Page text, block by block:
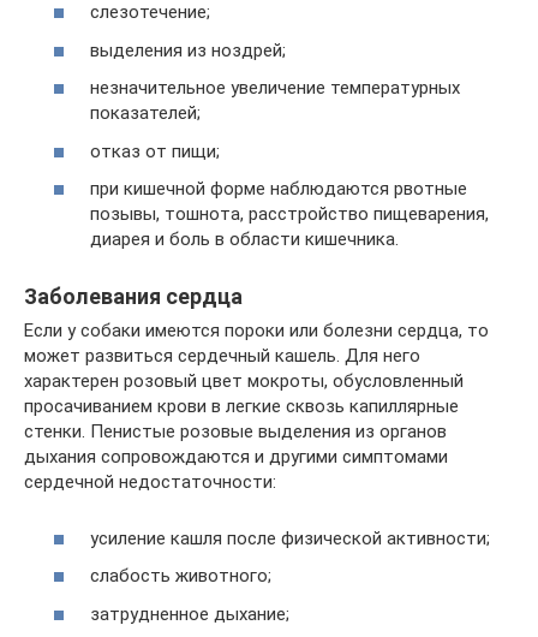
слезотечение;
выделения из ноздрей;
незначительное увеличение температурных
показателей;
отказ от пищи;
при кишечной форме наблюдаются рвотные
позывы, тошнота, расстройство пищеварения,
диарея и боль в области кишечника.
Заболевания сердца
Если у собаки имеются пороки или болезни сердца, то
может развиться сердечный кашель. Для него
характерен розовый цвет мокроты, обусловленный
просачиванием крови в легкие сквозь капиллярные
стенки. Пенистые розовые выделения из органов
дыхания сопровождаются и другими симптомами
сердечной недостаточности:
усиление кашля после физической активности;
слабость животного;
затрудненное дыхание;